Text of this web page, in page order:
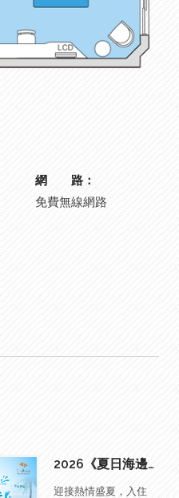
網 路：
免費無線網路
2026《夏日海邊走走》住房優惠
迎接熱情盛夏，入住